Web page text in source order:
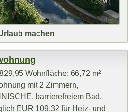
machen
Wohnfläche: 66,72 m²
mit 2 Zimmern,
barrierefreiem Bad,
EUR 109,32 für Heiz- und